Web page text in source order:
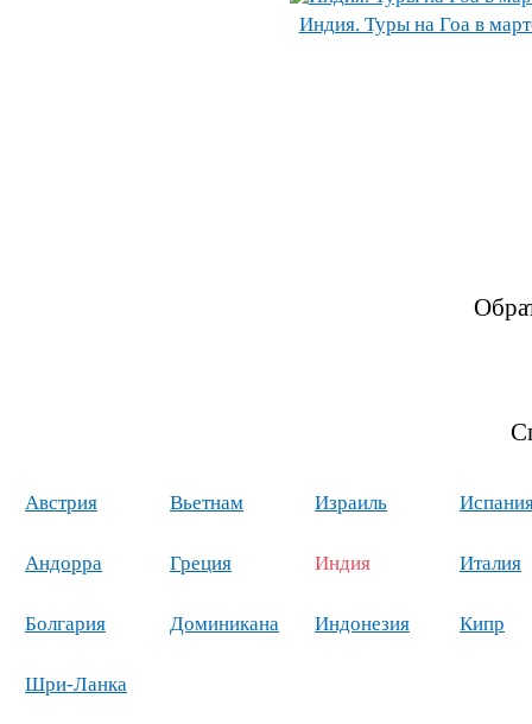
Индия. Туры на Гоа в
Австрия
Андорра
Болгария
Вьетнам
Греция
Доминикана
Израиль
Индия
Индонезия
Италия
Кипр
Шри-Ланка